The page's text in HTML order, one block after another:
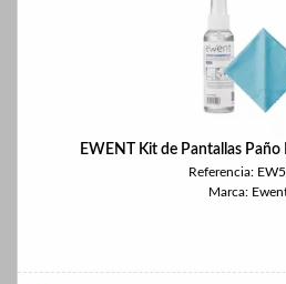
EWENT Kit de Pantallas
Referencia:
Marca: